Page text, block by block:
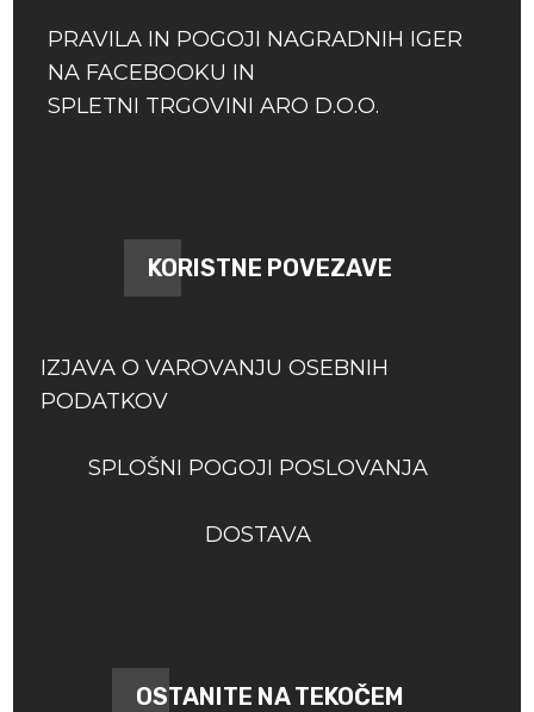
PRAVILA IN POGOJI NAGRADNIH IGER
NA FACEBOOKU IN
SPLETNI TRGOVINI ARO D.O.O.
KORISTNE POVEZAVE
IZJAVA O VAROVANJU OSEBNIH
PODATKOV
SPLOŠNI POGOJI POSLOVANJA
DOSTAVA
OSTANITE NA TEKOČEM